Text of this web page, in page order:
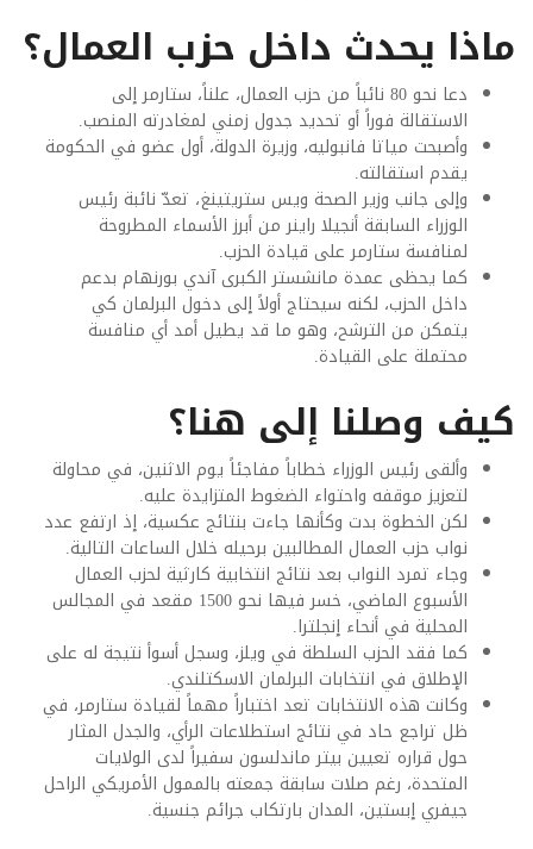
ماذا يحدث داخل حزب العمال؟
دعا نحو 80 نائباً من حزب العمال، علناً، ستارمر إلى
الاستقالة فوراً أو تحديد جدول زمني لمغادرته المنصب.
وأصبحت مياتا فانبوليه، وزيرة الدولة، أول عضو في الحكومة
يقدم استقالته.
وإلى جانب وزير الصحة ويس ستريتينغ، تعدّ نائبة رئيس
الوزراء السابقة أنجيلا راينر من أبرز الأسماء المطروحة
لمنافسة ستارمر على قيادة الحزب.
كما يحظى عمدة مانشستر الكبرى آندي بورنهام بدعم
داخل الحزب، لكنه سيحتاج أولاً إلى دخول البرلمان كي
يتمكن من الترشح، وهو ما قد يطيل أمد أي منافسة
محتملة على القيادة.
كيف وصلنا إلى هنا؟
وألقى رئيس الوزراء خطاباً مفاجئاً يوم الاثنين، في محاولة
لتعزيز موقفه واحتواء الضغوط المتزايدة عليه.
لكن الخطوة بدت وكأنها جاءت بنتائج عكسية، إذ ارتفع عدد
نواب حزب العمال المطالبين برحيله خلال الساعات التالية.
وجاء تمرد النواب بعد نتائج انتخابية كارثية لحزب العمال
الأسبوع الماضي، خسر فيها نحو 1500 مقعد في المجالس
المحلية في أنحاء إنجلترا.
كما فقد الحزب السلطة في ويلز، وسجل أسوأ نتيجة له على
الإطلاق في انتخابات البرلمان الاسكتلندي.
وكانت هذه الانتخابات تعد اختباراً مهماً لقيادة ستارمر، في
ظل تراجع حاد في نتائج استطلاعات الرأي، والجدل المثار
حول قراره تعيين بيتر ماندلسون سفيراً لدى الولايات
المتحدة، رغم صلات سابقة جمعته بالممول الأمريكي الراحل
جيفري إبستين، المدان بارتكاب جرائم جنسية.